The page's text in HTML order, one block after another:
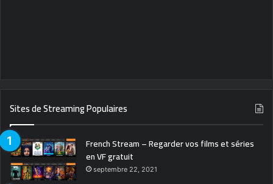
Sites de Streaming Populaires
French Stream – Regarder vos films et séries
en VF gratuit
septembre 22, 2021